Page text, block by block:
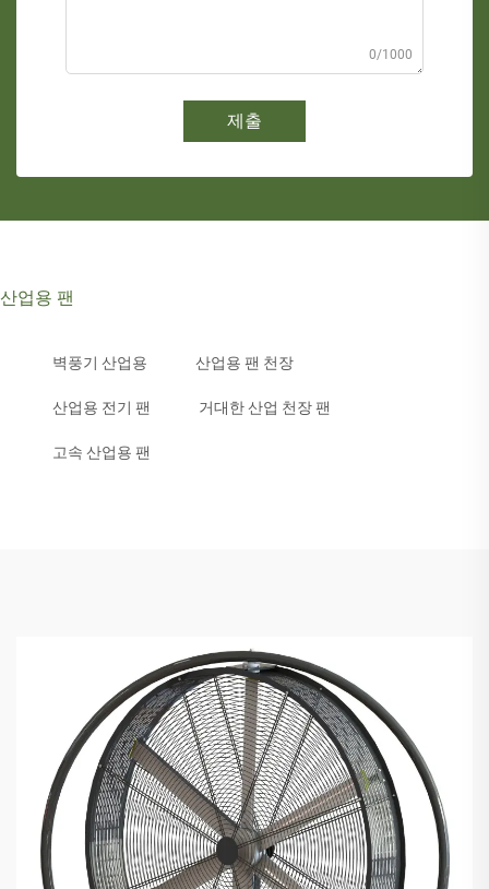
0/1000
제출
산업용 팬
벽풍기 산업용 산업용 팬 천장
산업용 전기 팬 거대한 산업 천장 팬
고속 산업용 팬